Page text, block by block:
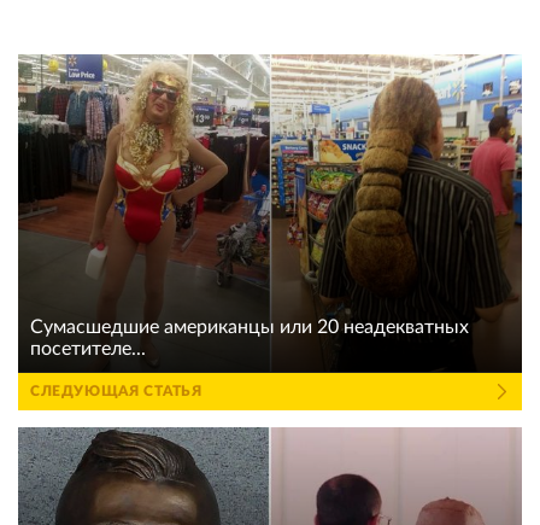
Сумасшедшие американцы или 20 неадекватных
посетителе...
СЛЕДУЮЩАЯ СТАТЬЯ